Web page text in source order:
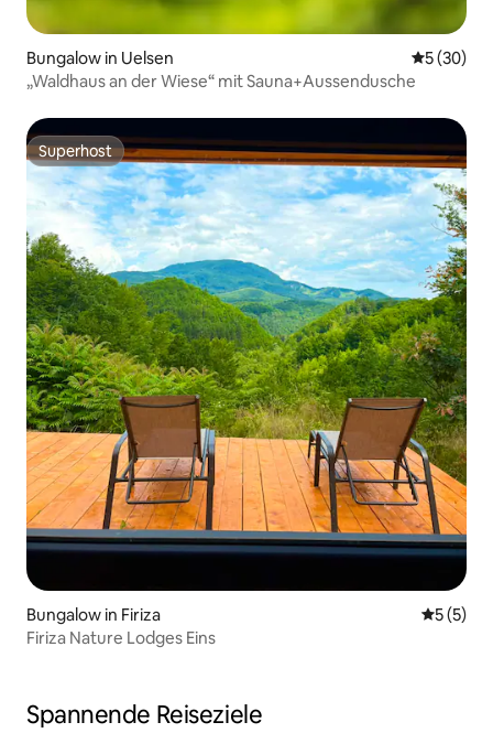
Bungalow in Uelsen
5 (30)
„Waldhaus an der Wiese“ mit Sauna+Aussendusche
Superhost
Superhost
Bungalow in Firiza
5 (5)
Firiza Nature Lodges Eins
Spannende Reiseziele